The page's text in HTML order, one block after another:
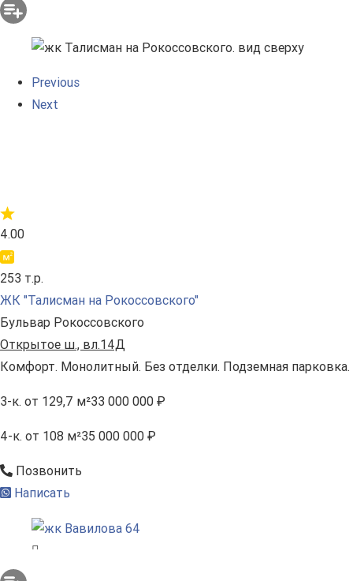
Previous
Next
4.00
253 т.р.
ЖК "Талисман на Рокоссовского"
Бульвар Рокоссовского
Открытое ш., вл.14Д
Комфорт. Монолитный. Без отделки. Подземная парковка.
3-к. от 129,7 м²33 000 000 ₽
4-к. от 108 м²35 000 000 ₽
Позвонить
Написать